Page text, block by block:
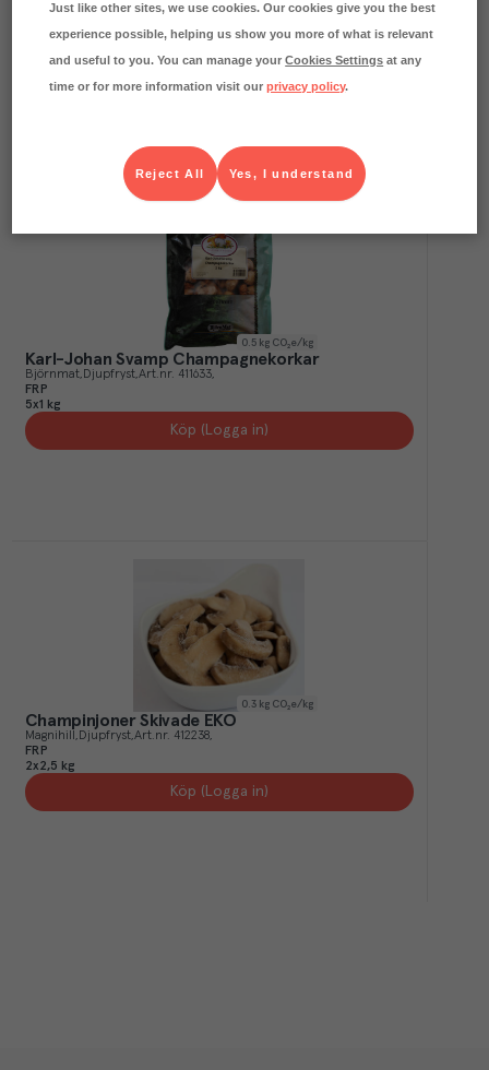
Björnmat Djupfryst Art.nr. 720487
Köp (Logga in)
0.5 kg CO₂e/kg
Karl-Johan Svamp Champagnekorkar
Björnmat Djupfryst Art.nr. 411633
FRP
5x1 kg
Köp (Logga in)
0.3 kg CO₂e/kg
Champinjoner Skivade EKO
Magnihill Djupfryst Art.nr. 412238
FRP
2x2,5 kg
Köp (Logga in)
Just like other sites, we use cookies. Our cookies give you the best
experience possible, helping us show you more of what is relevant
and useful to you. You can manage yourCookies Settings at any
time or for more information visit ourprivacy policy.
Yes, I understand
Reject All